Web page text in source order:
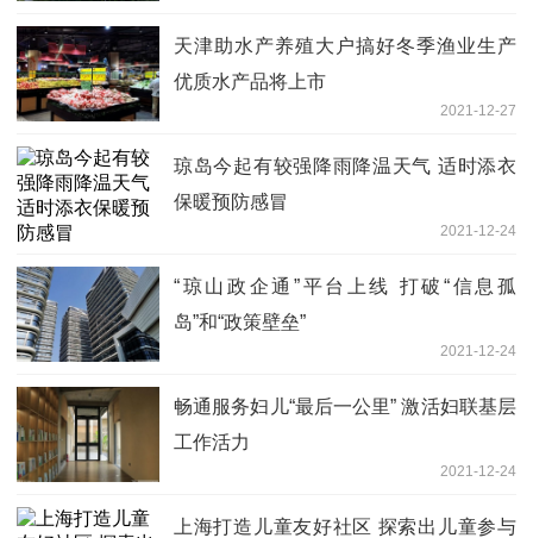
天津助水产养殖大户搞好冬季渔业生产
优质水产品将上市
2021-12-27
琼岛今起有较强降雨降温天气 适时添衣
保暖预防感冒
2021-12-24
“琼山政企通”平台上线 打破“信息孤
岛”和“政策壁垒”
2021-12-24
畅通服务妇儿“最后一公里” 激活妇联基层
工作活力
2021-12-24
上海打造儿童友好社区 探索出儿童参与